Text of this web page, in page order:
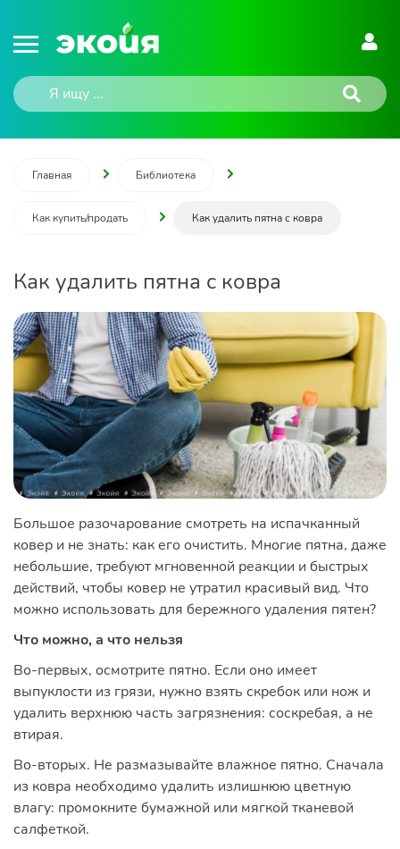
Главная Библиотека
Как купить/продать Как удалить пятна с ковра
Как удалить пятна с ковра
Большое разочарование смотреть на испачканный
ковер и не знать: как его очистить. Многие пятна, даже
небольшие, требуют мгновенной реакции и быстрых
действий, чтобы ковер не утратил красивый вид. Что
можно использовать для бережного удаления пятен?
Что можно, а что нельзя
Во-первых, осмотрите пятно. Если оно имеет
выпуклости из грязи, нужно взять скребок или нож и
удалить верхнюю часть загрязнения: соскребая, а не
втирая.
Во-вторых. Не размазывайте влажное пятно. Сначала
из ковра необходимо удалить излишнюю цветную
влагу: промокните бумажной или мягкой тканевой
салфеткой.